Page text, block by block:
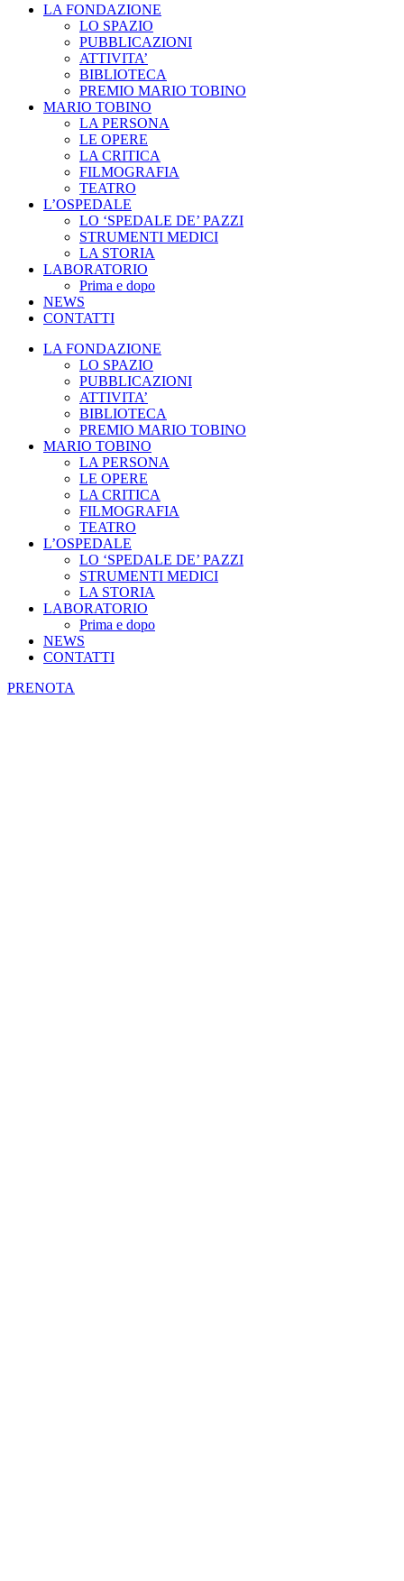
LA FONDAZIONE
LO SPAZIO
PUBBLICAZIONI
ATTIVITA’
BIBLIOTECA
PREMIO MARIO TOBINO
MARIO TOBINO
LA PERSONA
LE OPERE
LA CRITICA
FILMOGRAFIA
TEATRO
L’OSPEDALE
LO ‘SPEDALE DE’ PAZZI
STRUMENTI MEDICI
LA STORIA
LABORATORIO
Prima e dopo
NEWS
CONTATTI
LA FONDAZIONE
LO SPAZIO
PUBBLICAZIONI
ATTIVITA’
BIBLIOTECA
PREMIO MARIO TOBINO
MARIO TOBINO
LA PERSONA
LE OPERE
LA CRITICA
FILMOGRAFIA
TEATRO
L’OSPEDALE
LO ‘SPEDALE DE’ PAZZI
STRUMENTI MEDICI
LA STORIA
LABORATORIO
Prima e dopo
NEWS
CONTATTI
PRENOTA